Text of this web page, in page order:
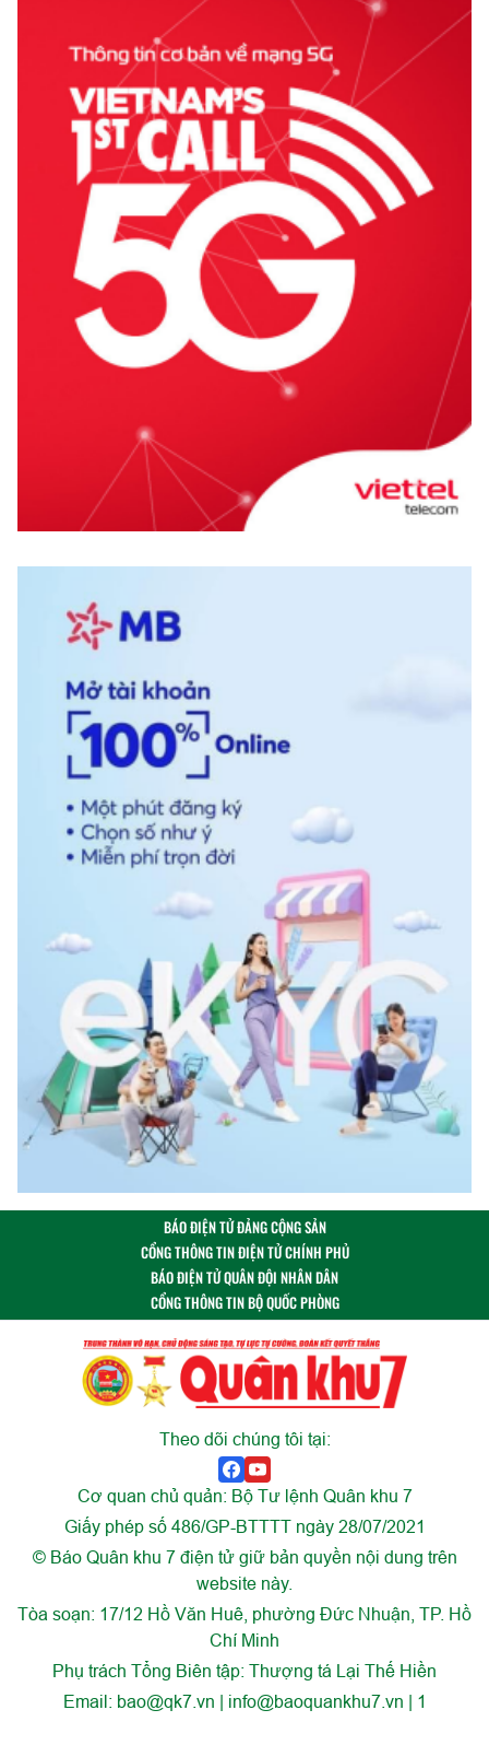
BÁO ĐIỆN TỬ ĐẢNG CỘNG SẢN
CỔNG THÔNG TIN ĐIỆN TỬ CHÍNH PHỦ
BÁO ĐIỆN TỬ QUÂN ĐỘI NHÂN DÂN
CỔNG THÔNG TIN BỘ QUỐC PHÒNG
Theo dõi chúng tôi tại:
Cơ quan chủ quản: Bộ Tư lệnh Quân khu 7
Giấy phép số 486/GP-BTTTT ngày 28/07/2021
© Báo Quân khu 7 điện tử giữ bản quyền nội dung trên
website này.
Tòa soạn: 17/12 Hồ Văn Huê, phường Đức Nhuận, TP. Hồ
Chí Minh
Phụ trách Tổng Biên tập: Thượng tá Lại Thế Hiền
Email: bao@qk7.vn | info@baoquankhu7.vn | 1